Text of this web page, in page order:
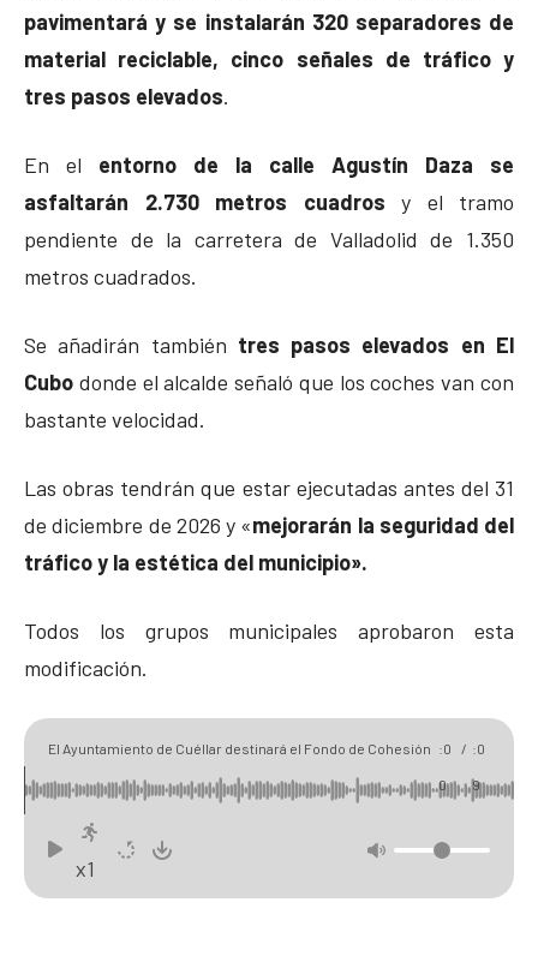
pavimentará y se instalarán 320 separadores de
material reciclable, cinco señales de tráfico y
tres pasos elevados.
En el entorno de la calle Agustín Daza se
asfaltarán 2.730 metros cuadros y el tramo
pendiente de la carretera de Valladolid de 1.350
metros cuadrados.
Se añadirán también tres pasos elevados en El
Cubo donde el alcalde señaló que los coches van con
bastante velocidad.
Las obras tendrán que estar ejecutadas antes del 31
de diciembre de 2026 y «mejorarán la seguridad del
tráfico y la estética del municipio».
Todos los grupos municipales aprobaron esta
modificación.
El Ayuntamiento de Cuéllar destinará el Fondo de Cohesión
Territorial al carril peatonal y la calle Agustín Daza
:0
0
/ :0
9
x1